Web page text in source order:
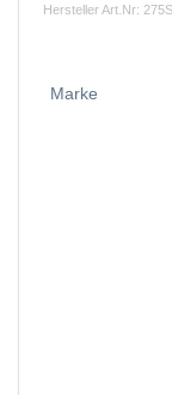
Hersteller Art.Nr:
Marke